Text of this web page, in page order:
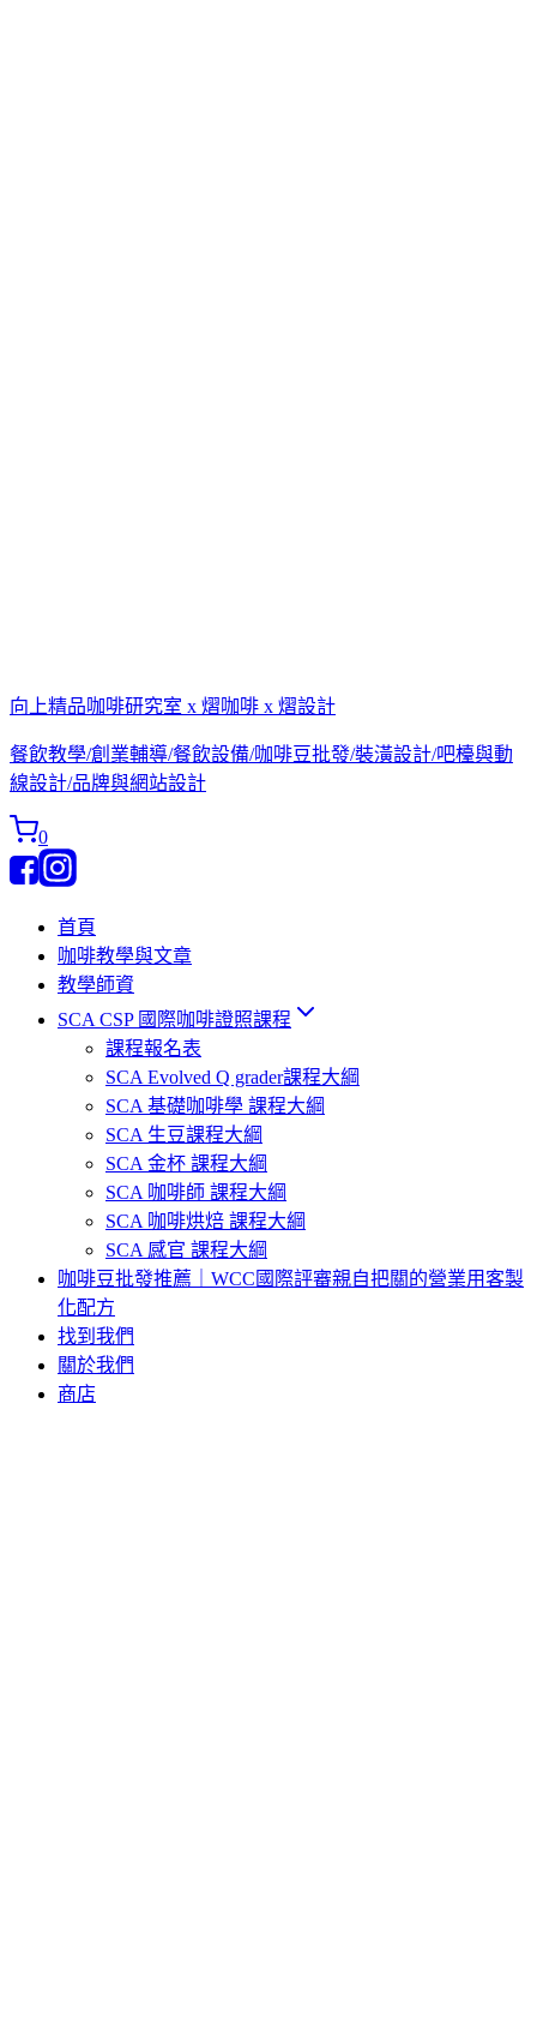
向上精品咖啡研究室 x 熠咖啡 x 熠設計
餐飲教學/創業輔導/餐飲設備/咖啡豆批發/裝潢設計/吧檯與動
線設計/品牌與網站設計
0
首頁
咖啡教學與文章
教學師資
SCA CSP 國際咖啡證照課程
課程報名表
SCA Evolved Q grader課程大綱
SCA 基礎咖啡學 課程大綱
SCA 生豆課程大綱
SCA 金杯 課程大綱
SCA 咖啡師 課程大綱
SCA 咖啡烘焙 課程大綱
SCA 感官 課程大綱
咖啡豆批發推薦｜WCC國際評審親自把關的營業用客製
化配方
找到我們
關於我們
商店